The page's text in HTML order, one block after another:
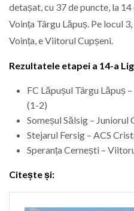
detașat, cu 37 de puncte, la
Voința Târgu Lăpuș. Pe locul
Voința, e Viitorul Cupșeni.
Rezultatele etapei a 14-a
FC Lăpușul Târgu Lăpuș
(1-2)
Someșul Sălsig – Juniorul
Stejarul Fersig – ACS
Speranța Cernești –
Citește și: